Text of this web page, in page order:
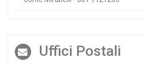
Uffici Postali